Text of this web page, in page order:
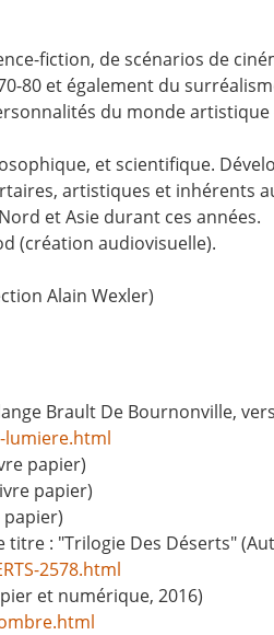
fiction, de scénarios de
80 et également du
du monde
et scientifique.
artistiques et inhérents
et Asie durant ces années.
(création audiovisuelle).
Alain Wexler)
Brault De Bournonville,
lumiere.html
papier)
papier)
papier)
: "Trilogie Des Déserts"
2578.html
et numérique, 2016)